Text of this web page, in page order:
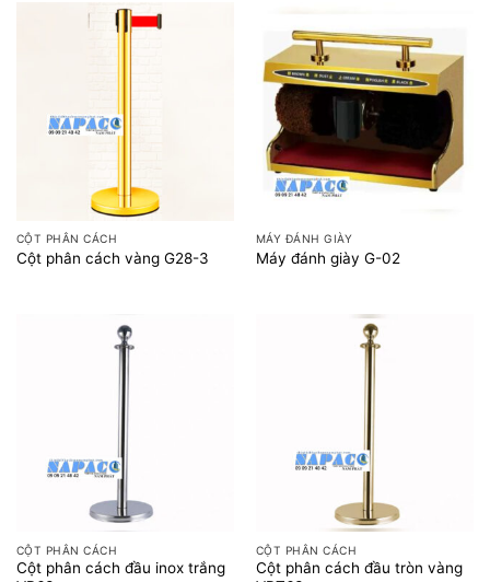
CỘT PHÂN CÁCH
Cột phân cách vàng G28-3
MÁY ĐÁNH GIÀY
Máy đánh giày G-02
CỘT PHÂN CÁCH
Cột phân cách đầu inox trắng
CỘT PHÂN CÁCH
Cột phân cách đầu tròn vàng